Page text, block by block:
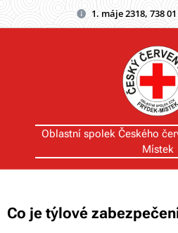
1. máje 2318, 738
Oblastní spolek Českého
Místek
Co je týlové